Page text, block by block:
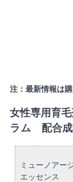
注：最新情報は
女性専用育
ラム 配合成
ミューノアー
エッセンス